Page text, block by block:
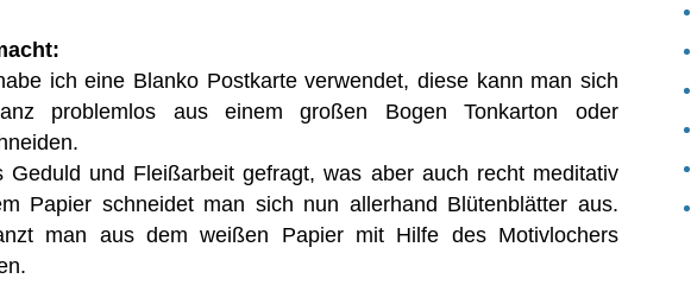
ich eine Blanko Postkarte verwendet, diese kann man sich
problemlos aus einem großen Bogen Tonkarton oder
Geduld und Fleißarbeit gefragt, was aber auch recht meditativ
Papier schneidet man sich nun allerhand Blütenblätter aus.
man aus dem weißen Papier mit Hilfe des Motivlochers